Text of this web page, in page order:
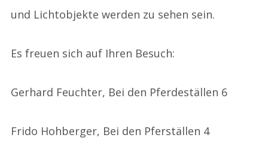
und Lichtobjekte werden zu sehen sein.
Es freuen sich auf Ihren Besuch:
Gerhard Feuchter, Bei den Pferdeställen 6
Frido Hohberger, Bei den Pferställen 4